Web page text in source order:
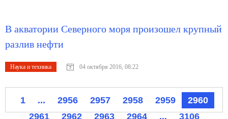
В акватории Северного моря произошел крупный
разлив нефти
Наука и техника 04 октября 2016, 08:22
1 ... 2956 2957 2958 2959
2960
2961
2962 2963 2964 ...
3106